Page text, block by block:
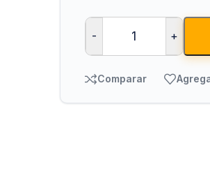
Tuberías y
Cobre y Latón
Sistemas Contra
Acero Galvanizado
- +
Comparar